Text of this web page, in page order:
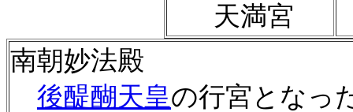
天満宮
南朝妙法殿
後醍醐天皇の行宮となっ